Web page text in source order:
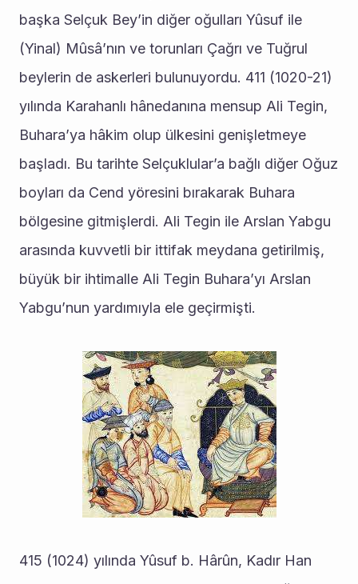
başka Selçuk Bey’in diğer oğulları Yûsuf ile
(Yinal) Mûsâ’nın ve torunları Çağrı ve Tuğrul
beylerin de askerleri bulunuyordu. 411 (1020-21)
yılında Karahanlı hânedanına mensup Ali Tegin,
Buhara’ya hâkim olup ülkesini genişletmeye
başladı. Bu tarihte Selçuklular’a bağlı diğer Oğuz
boyları da Cend yöresini bırakarak Buhara
bölgesine gitmişlerdi. Ali Tegin ile Arslan Yabgu
arasında kuvvetli bir ittifak meydana getirilmiş,
büyük bir ihtimalle Ali Tegin Buhara’yı Arslan
Yabgu’nun yardımıyla ele geçirmişti.
415 (1024) yılında Yûsuf b. Hârûn, Kadır Han